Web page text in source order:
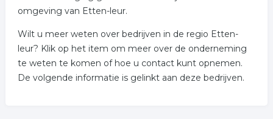
omgeving van Etten-leur.
Wilt u meer weten over bedrijven in de regio Etten-
leur? Klik op het item om meer over de onderneming
te weten te komen of hoe u contact kunt opnemen.
De volgende informatie is gelinkt aan deze bedrijven.